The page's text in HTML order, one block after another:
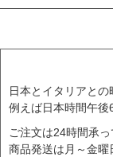
日本とイタリアとの
例えば日本時間午後
ご注文は24時間承っ
商品発送は月～金曜